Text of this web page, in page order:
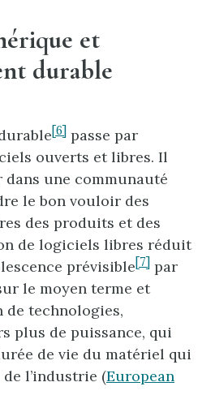
et
durable
[6] passe par
ouverts et libres. Il
une communauté
le bon vouloir des
des produits et des
de logiciels libres réduit
prévisible[7] par
le moyen terme et
technologies,
plus de puissance, qui
de vie du matériel qui
l’industrie (European